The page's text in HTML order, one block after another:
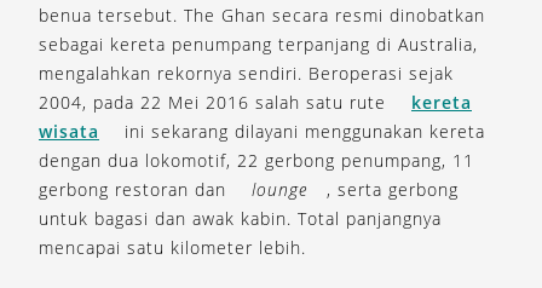
benua tersebut. The Ghan secara resmi dinobatkan
sebagai kereta penumpang terpanjang di Australia,
mengalahkan rekornya sendiri. Beroperasi sejak
2004, pada 22 Mei 2016 salah satu rute
kereta
wisata
ini sekarang dilayani menggunakan kereta
dengan dua lokomotif, 22 gerbong penumpang, 11
gerbong restoran dan
lounge
, serta gerbong
untuk bagasi dan awak kabin. Total panjangnya
mencapai satu kilometer lebih.